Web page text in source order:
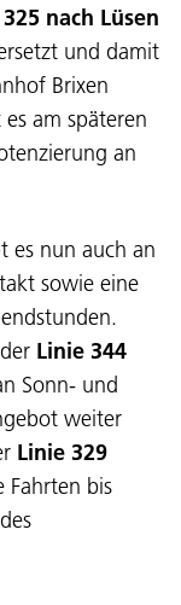
325 nach Lüsen
und damit
Brixen
am späteren
an
es nun auch an
sowie eine
Linie 344
Sonn- und
weiter
Linie 329
Fahrten bis